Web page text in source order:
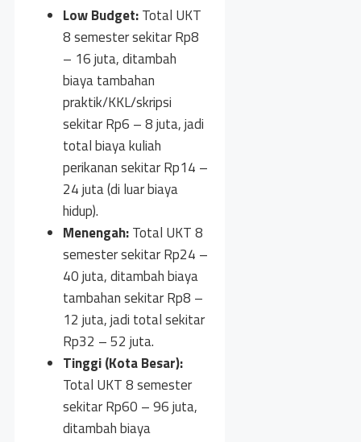
Low Budget:Total UKT
8 semester sekitar Rp8
– 16 juta, ditambah
biaya tambahan
praktik/KKL/skripsi
sekitar Rp6 – 8 juta, jadi
total biaya kuliah
perikanan sekitar Rp14 –
24 juta (di luar biaya
hidup).
Menengah:Total UKT 8
semester sekitar Rp24 –
40 juta, ditambah biaya
tambahan sekitar Rp8 –
12 juta, jadi total sekitar
Rp32 – 52 juta.
Tinggi (Kota Besar):
Total UKT 8 semester
sekitar Rp60 – 96 juta,
ditambah biaya